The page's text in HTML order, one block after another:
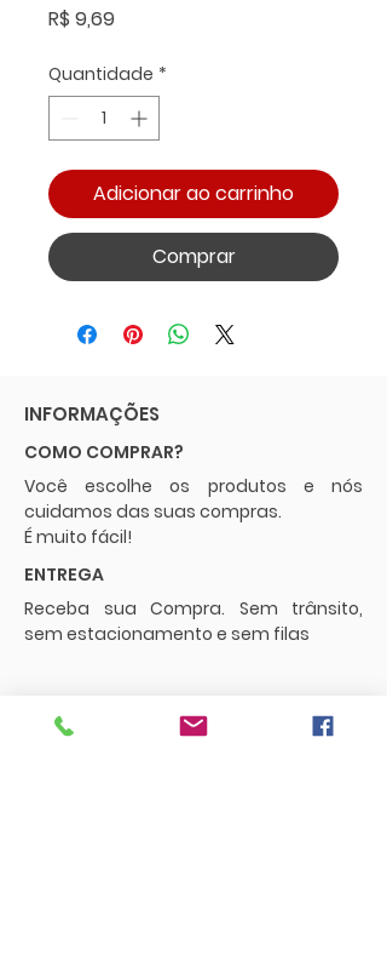
R$ 9,69Preço
Quantidade *
Adicionar ao carrinho
Comprar
INFORMAÇÕES
COMO COMPRAR?
Você escolhe os produtos e nós
cuidamos das suas compras.
É muito fácil!
ENTREGA
Receba sua Compra. Sem trânsito,
sem estacionamento e sem filas
POLÍTICAS